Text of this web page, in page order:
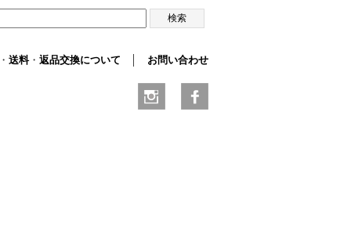
送料・ 返品交換について お問い合わせ